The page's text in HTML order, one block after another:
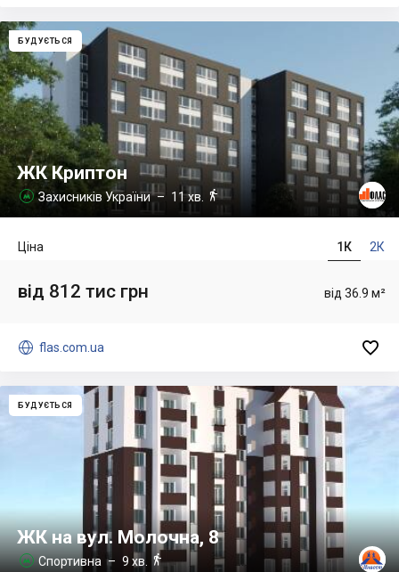
БУДУЄТЬСЯ
ЖК Криптон
 Захисників України– 11 хв. 
1К 2К
Ціна
від 36.9 м²
від 812 тис грн
 flas.com.ua 
БУДУЄТЬСЯ
ЖК на вул. Молочна, 8
 Спортивна – 9 хв. 